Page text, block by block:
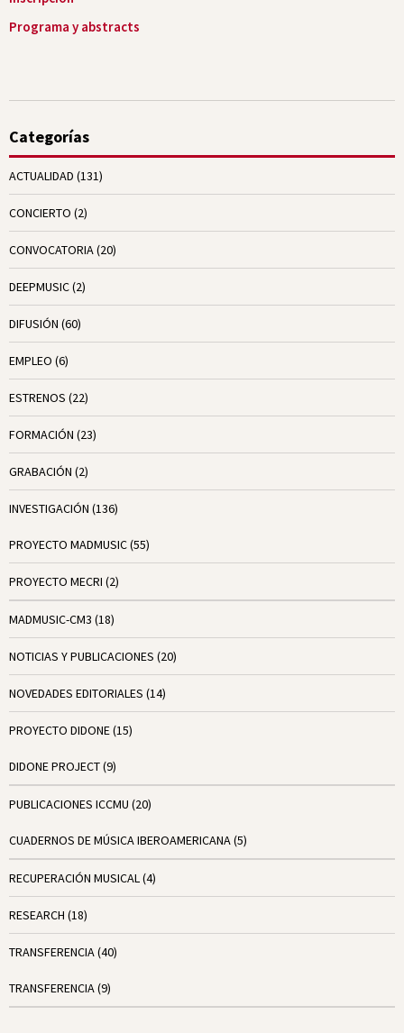
Programa y abstracts
Categorías
ACTUALIDAD (131)
CONCIERTO (2)
CONVOCATORIA(20)
DEEPMUSIC(2)
DIFUSIÓN (60)
EMPLEO (6)
ESTRENOS (22)
FORMACIÓN (23)
GRABACIÓN (2)
INVESTIGACIÓN (136)
PROYECTO MADMUSIC(55)
PROYECTO MECRI (2)
MADMUSIC-CM3 (18)
NOTICIAS Y PUBLICACIONES (20)
NOVEDADES EDITORIALES (14)
PROYECTO DIDONE(15)
DIDONE PROJECT(9)
PUBLICACIONES ICCMU (20)
CUADERNOS DE MÚSICA IBEROAMERICANA(5)
RECUPERACIÓN MUSICAL(4)
RESEARCH (18)
TRANSFERENCIA(40)
TRANSFERENCIA(9)